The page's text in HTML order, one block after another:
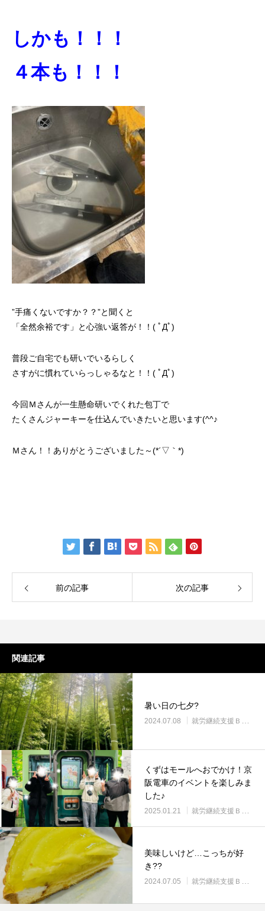
しかも！！！
４本も！！！
”手痛くないですか？？”と聞くと
「全然余裕です」と心強い返答が！！( ﾟДﾟ)
普段ご自宅でも研いでいるらしく
さすがに慣れていらっしゃるなと！！( ﾟДﾟ)
今回Ｍさんが一生懸命研いでくれた包丁で
たくさんジャーキーを仕込んでいきたいと思います(^^♪
Ｍさん！！ありがとうございました～(*´▽｀*)
前の記事 次の記事
関連記事
暑い日の七夕?
2024.07.08 就労継続支援Ｂ型・ニコプレイス
くずはモールへおでかけ！京
阪電車のイベントを楽しみま
した♪
2025.01.21 就労継続支援Ｂ型・ニコプレイス
美味しいけど…こっちが好
き??
2024.07.05 就労継続支援Ｂ型・ニコプレイス